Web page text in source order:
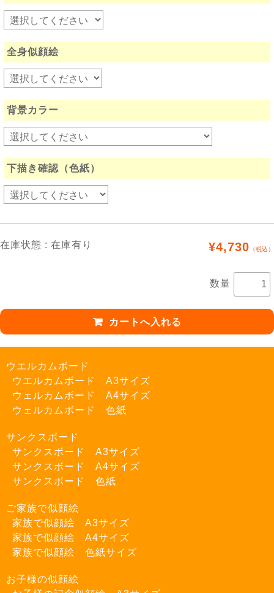
全身似顔絵
背景カラー
下描き確認（色紙）
在庫状態 : 在庫有り ¥4,730 （税込）
数量
ウエルカムボード
ウエルカムボード A3サイズ
ウェルカムボード A4サイズ
ウェルカムボード 色紙
サンクスボード
サンクスボード A3サイズ
サンクスボード A4サイズ
サンクスボード 色紙
ご家族で似顔絵
家族で似顔絵 A3サイズ
家族で似顔絵 A4サイズ
家族で似顔絵 色紙サイズ
お子様の似顔絵